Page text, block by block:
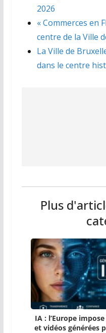
2026
« Commerces en
centre de la Ville
La Ville de
dans le centre
Plus
IA : l’Europe
et vidéos générées